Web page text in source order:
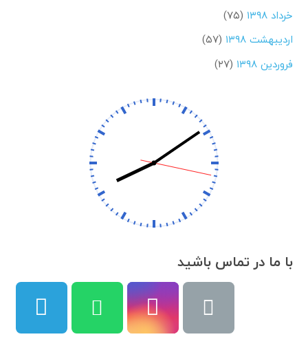
خرداد ۱۳۹۸
(۷۵)
اردیبهشت ۱۳۹۸
(۵۷)
فروردین ۱۳۹۸
(۲۷)
با ما در تماس باشید